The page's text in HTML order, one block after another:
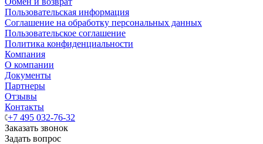
Пользовательская информация
Соглашение на обработку персональных данных
Пользовательское соглашение
Политика конфиденциальности
Компания
О компании
Документы
Партнеры
Отзывы
Контакты
+7 495 032-76-32
Заказать звонок
Задать вопрос